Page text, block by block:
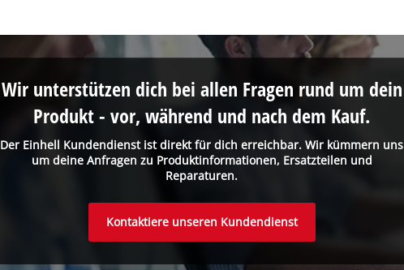
Der Einhell Kundendienst ist direkt für dich erreichbar. Wir kümmern uns
um deine Anfragen zu Produktinformationen, Ersatzteilen und
Reparaturen.
Wir unterstützen dich bei allen Fragen rund um dein
Produkt - vor, während und nach dem Kauf.
Kontaktiere unseren Kundendienst